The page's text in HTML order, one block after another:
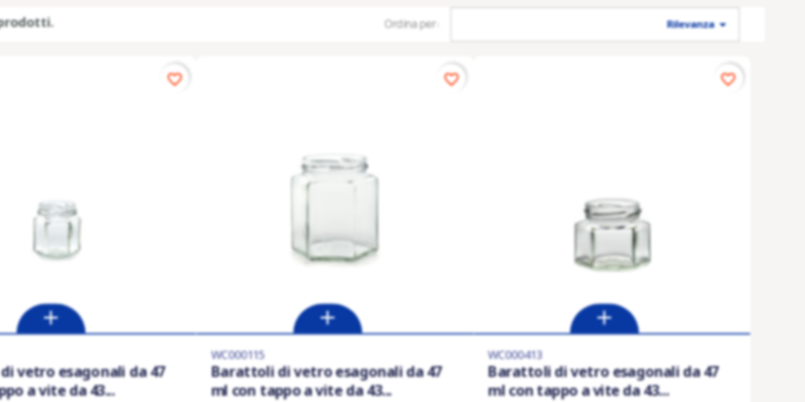
Ordina per: Rilevanza
vetro esagonali da 47
a vite da 43...
favorite_border
WC000115
Barattoli di vetro esagonali da 47
ml con tappo a vite da 43...
favorite_border
WC000413
Barattoli di vetro esagonali da 47
ml con tappo a vite da 43...
favorite_border